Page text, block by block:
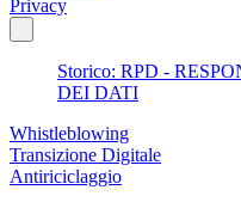
Privacy
Storico: RPD -
DEI DATI
Whistleblowing
Transizione Digitale
Antiriciclaggio